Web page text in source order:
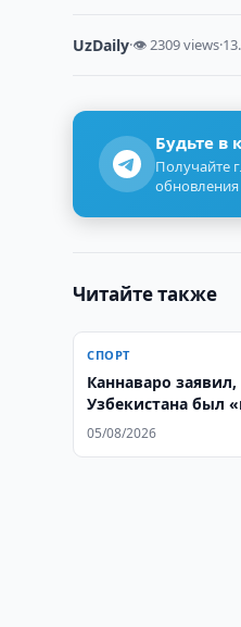
UzDaily·👁 2309 views·
Будьте в
Получайте
Читайте также
СПОРТ
Каннаваро
Узбекистана был
05/08/2026